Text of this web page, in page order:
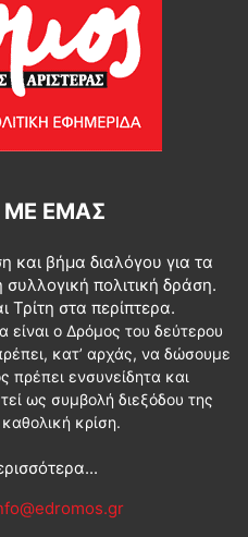
ΜΕ ΕΜΆΣ
και βήμα διαλόγου για τα
πολιτική δράση.
στα περίπτερα.
είναι ο Δρόμος του δεύτερου
κατ’ αρχάς, να δώσουμε
ενσυνείδητα και
ως συμβολή διεξόδου της
κρίση.